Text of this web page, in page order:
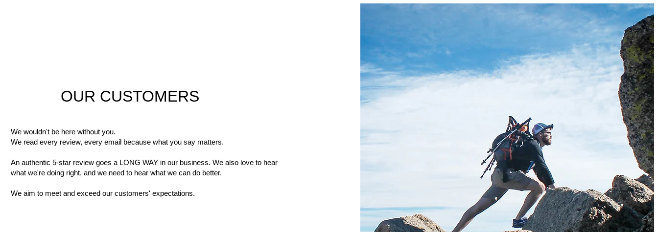
OUR CUSTOMERS
We wouldn't be here without you.
We read every review, every email because what you say matters.
An authentic 5-star review goes a LONG WAY in our business. We also love to hear
what we're doing right, and we need to hear what we can do better.
We aim to meet and exceed our customers' expectations.